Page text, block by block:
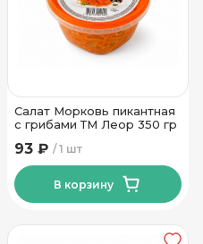
Салат Морковь пикантная
с грибами ТМ Леор 350 гр
1 шт
93 ₽
В корзину